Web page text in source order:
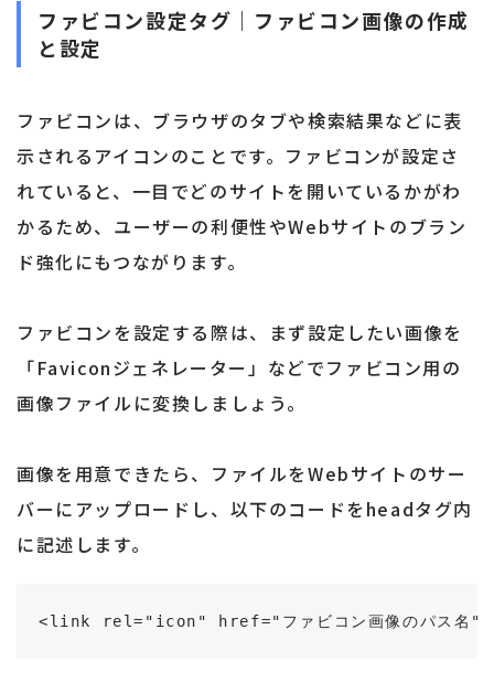
ファビコン設定タグ｜ファビコン画像の作成
と設定
ファビコンは、ブラウザのタブや検索結果などに表
示されるアイコンのことです。ファビコンが設定さ
れていると、一目でどのサイトを開いているかがわ
かるため、ユーザーの利便性やWebサイトのブラン
ド強化にもつながります。
ファビコンを設定する際は、まず設定したい画像を
「Faviconジェネレーター」などでファビコン用の
画像ファイルに変換しましょう。
画像を用意できたら、ファイルをWebサイトのサー
バーにアップロードし、以下のコードをheadタグ内
に記述します。
<link rel="icon" href="ファビコン画像のパス名">